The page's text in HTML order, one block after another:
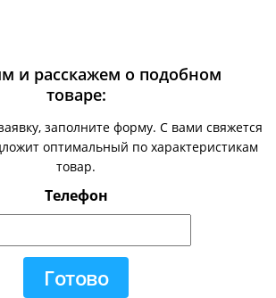
и расскажем о подобном
товаре:
заполните форму. С вами свяжется
оптимальный по характеристикам
товар.
Телефон